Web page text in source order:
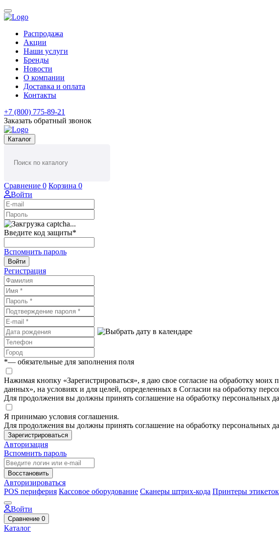
Распродажа
Акции
Наши услуги
Бренды
Новости
О компании
Доставка и оплата
Контакты
+7 (800) 775-89-21
Заказать обратный звонок
Каталог
Сравнение 0 Корзина 0
Войти
Введите код защиты*
Вспомнить пароль
Войти
Регистрация
*— обязательные для заполнения поля
Нажимая кнопку «Зарегистрироваться», я даю свое согласие на обработку
данных», на условиях и для целей, определенных в Согласии на обработку
Для продолжения вы должны принять соглашение на обработку персональных
Я принимаю условия соглашения.
Для продолжения вы должны принять соглашение на обработку персональных
Зарегистрироваться
Авторизация
Вспомнить пароль
Восстановить
Авторизироваться
POS периферия Кассовое оборудование Сканеры штрих-кода Принтеры этикеток
Войти
Сравнение 0
Каталог